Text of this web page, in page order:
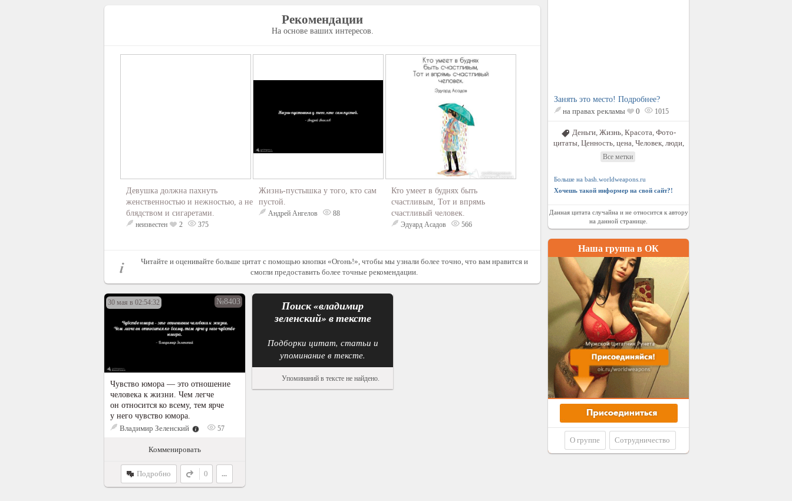
Рекомендации
На основе ваших интересов.
Девушка должна пахнуть
женственностью и нежностью, а не
блядством и сигаретами.
неизвестен 2 375
Жизнь-пустышка у того, кто сам
пустой.
Андрей Ангелов 88
Кто умеет в буднях быть
счастливым, Тот и впрямь
счастливый человек.
Эдуард Асадов 566
Читайте и оценивайте больше цитат с помощью кнопки «Огонь!», чтобы мы узнали более точно, что вам нравится и
смогли предоставить более точные рекомендации.
Занять это место! Подробнее?
на правах рекламы
0 1015
Деньги, Жизнь, Красота, Фото-
цитаты, Ценность, цена, Человек, люди,
Все метки
Больше на bash.worldweapons.ru
Хочешь такой информер на свой сайт?!
Данная цитата случайна и не относится к автору
на данной странице.
Наша группа в ОК
О группе Сотрудничество
30 мая в 02:54:32 №8403
Чувство юмора — это отношение
человека к жизни. Чем легче
он относится ко всему, тем ярче
у него чувство юмора.
Владимир Зеленский
57
Комменировать
Подробно 0 ...
Поиск «владимир
зеленский» в тексте
Подборки цитат, статьи и
упоминание в тексте.
Упоминаний в тексте не найдено.